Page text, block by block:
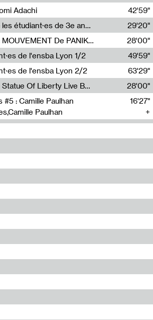
Adachi
Baud
42'59"
Regilote / Live avec les étudiant·es de 3e année de l'EMA
Nima Henryon,Athéna Noël,Amir Genillon,Ibourayane Ahmadi,Manelle Cherrih,Honorine Gibello,John Weeber,Manon Joseph
29'20"
Radia Show #1089 : MOUVEMENT De PANIK (Radio Panik)
28'00"
de l'ensba Lyon 1/2
49'59"
de l'ensba Lyon 2/2
63'29"
Radia Show #1088 : Statue Of Liberty Live By Ed Baxter (Resonance)
28'00"
: Camille Paulhan
Paulhan
16'27"